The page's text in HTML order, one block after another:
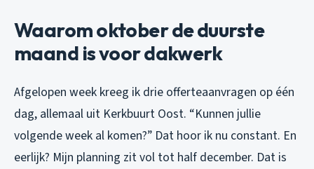
Waarom oktober de duurste
maand is voor dakwerk
Afgelopen week kreeg ik drie offerteaanvragen op één
dag, allemaal uit Kerkbuurt Oost. “Kunnen jullie
volgende week al komen?” Dat hoor ik nu constant. En
eerlijk? Mijn planning zit vol tot half december. Dat is